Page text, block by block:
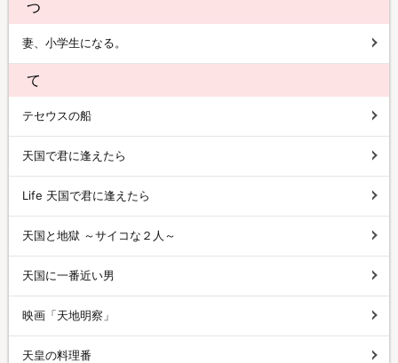
つ
妻、小学生になる。
て
テセウスの船
天国で君に逢えたら
Life 天国で君に逢えたら
天国と地獄 ～サイコな２人～
天国に一番近い男
映画「天地明察」
天皇の料理番